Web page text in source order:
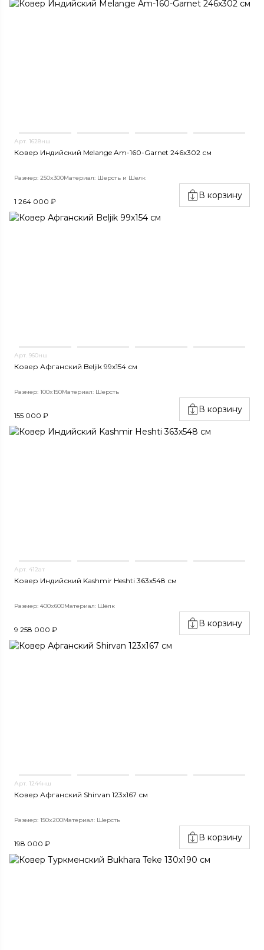
Арт. 1628нш
Ковер Индийский Melange Am-160-Garnet 246x302 см
Размер: 250x300Материал: Шерсть и Шелк
1 264 000 ₽
В корзину
Арт. 960нш
Ковер Афганский Beljik 99x154 см
Размер: 100x150Материал: Шерсть
155 000 ₽
В корзину
Арт. 412ат
Ковер Индийский Kashmir Heshti 363x548 см
Размер: 400x600Материал: Шёлк
9 258 000 ₽
В корзину
Арт. 1244нш
Ковер Афганский Shirvan 123x167 см
Размер: 150x200Материал: Шерсть
198 000 ₽
В корзину